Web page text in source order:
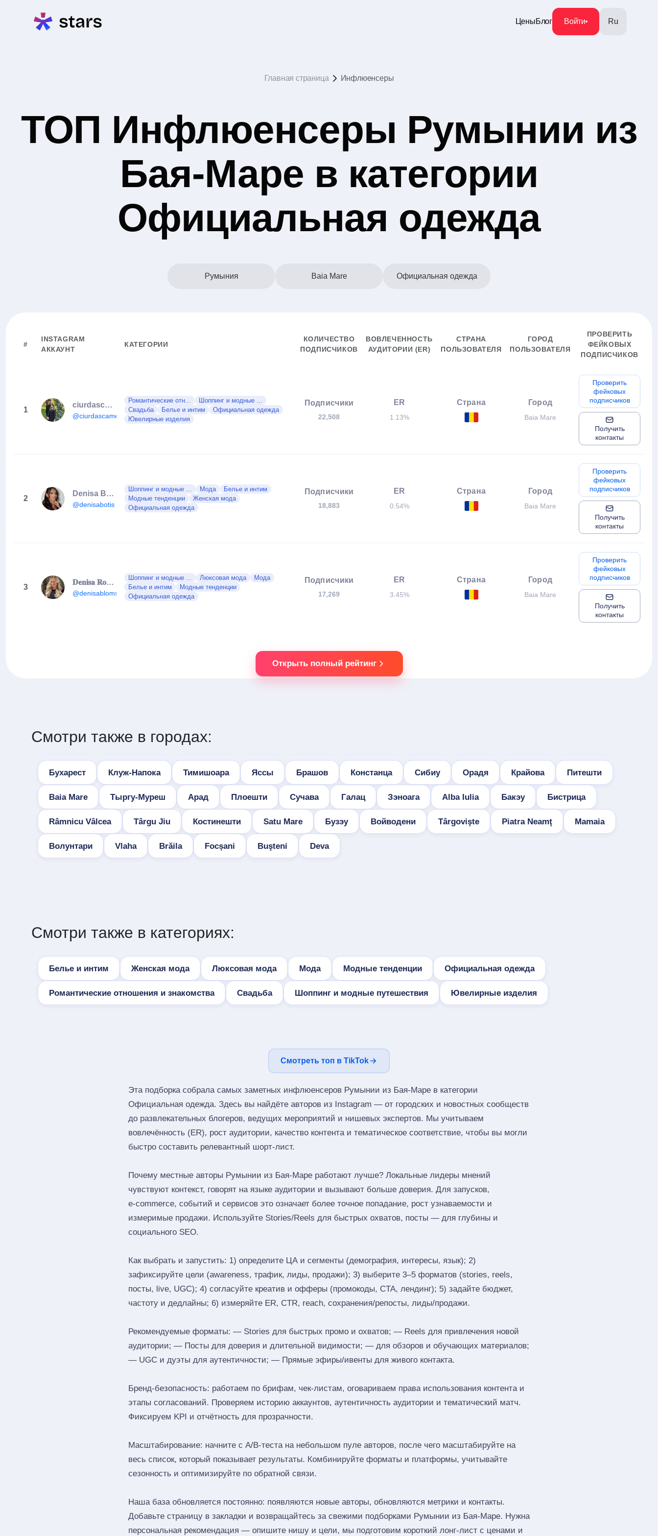
ЦеныБлог Войти Ru
Главная страница Инфлюенсеры
ТОП Инфлюенсеры Румынии из
Бая-Маре в категории
Официальная одежда
Румыния Baia Mare Официальная одежда
#
INSTAGRAM
АККАУНТ
КАТЕГОРИИ
КОЛИЧЕСТВО
ПОДПИСЧИКОВ
ВОВЛЕЧЕННОСТЬ
АУДИТОРИИ (ER)
СТРАНА
ПОЛЬЗОВАТЕЛЯ
ГОРОД
ПОЛЬЗОВАТЕЛЯ
ПРОВЕРИТЬ
ФЕЙКОВЫХ
ПОДПИСЧИКОВ
1
ciurdascamelia
@ciurdascamelia
Романтические отн...
Шоппинг и модные ...
Свадьба
Белье и интим
Официальная одежда
Ювелирные изделия
Подписчики
22,508
ER
1.13%
Страна Город
Baia Mare
Проверить
фейковых
подписчиков
Получить
контакты
2
Denisa Botiș
@denisabotis
Шоппинг и модные ... Мода
Белье и интим
Модные тенденции
Женская мода
Официальная одежда
Подписчики
18,883
ER
0.54%
Страна Город
Baia Mare
Проверить
фейковых
подписчиков
Получить
контакты
3
𝐃𝐞𝐧𝐢𝐬𝐚 𝐑𝐨𝐦𝐚𝐧
@denisablomstein
Шоппинг и модные ... Люксовая мода
Мода
Белье и интим
Модные тенденции
Официальная одежда
Подписчики
17,269
ER
3.45%
Страна Город
Baia Mare
Проверить
фейковых
подписчиков
Получить
контакты
Открыть полный рейтинг
Смотри также в городах:
Бухарест Клуж-Напока Тимишоара Яссы Брашов Констанца Сибиу Орадя Крайова Питешти
Baia Mare Тыргу-Муреш Арад Плоешти Сучава Галац Зэноага Alba Iulia Бакэу Бистрица
Râmnicu Vâlcea Târgu Jiu Костинешти Satu Mare Бузэу Войводени Târgovişte Piatra Neamţ Mamaia
Волунтари Vlaha Brăila Focșani Buşteni Deva
Смотри также в категориях:
Белье и интим Женская мода Люксовая мода Мода Модные тенденции Официальная одежда
Романтические отношения и знакомства Свадьба Шоппинг и модные путешествия Ювелирные изделия
Смотреть топ в TikTok
Эта подборка собрала самых заметных инфлюенсеров Румынии из Бая-Маре в категории
Официальная одежда. Здесь вы найдёте авторов из Instagram — от городских и новостных сообществ
до развлекательных блогеров, ведущих мероприятий и нишевых экспертов. Мы учитываем
вовлечённость (ER), рост аудитории, качество контента и тематическое соответствие, чтобы вы могли
быстро составить релевантный шорт‑лист.
Почему местные авторы Румынии из Бая-Маре работают лучше? Локальные лидеры мнений
чувствуют контекст, говорят на языке аудитории и вызывают больше доверия. Для запусков,
e‑commerce, событий и сервисов это означает более точное попадание, рост узнаваемости и
измеримые продажи. Используйте Stories/Reels для быстрых охватов, посты — для глубины и
социального SEO.
Как выбрать и запустить: 1) определите ЦА и сегменты (демография, интересы, язык); 2)
зафиксируйте цели (awareness, трафик, лиды, продажи); 3) выберите 3–5 форматов (stories, reels,
посты, live, UGC); 4) согласуйте креатив и офферы (промокоды, CTA, лендинг); 5) задайте бюджет,
частоту и дедлайны; 6) измеряйте ER, CTR, reach, сохранения/репосты, лиды/продажи.
Рекомендуемые форматы: — Stories для быстрых промо и охватов; — Reels для привлечения новой
аудитории; — Посты для доверия и длительной видимости; — для обзоров и обучающих материалов;
— UGC и дуэты для аутентичности; — Прямые эфиры/ивенты для живого контакта.
Бренд‑безопасность: работаем по брифам, чек‑листам, оговариваем права использования контента и
этапы согласований. Проверяем историю аккаунтов, аутентичность аудитории и тематический матч.
Фиксируем KPI и отчётность для прозрачности.
Масштабирование: начните с A/B‑теста на небольшом пуле авторов, после чего масштабируйте на
весь список, который показывает результаты. Комбинируйте форматы и платформы, учитывайте
сезонность и оптимизируйте по обратной связи.
Наша база обновляется постоянно: появляются новые авторы, обновляются метрики и контакты.
Добавьте страницу в закладки и возвращайтесь за свежими подборками Румынии из Бая-Маре. Нужна
персональная рекомендация — опишите нишу и цели, мы подготовим короткий лонг‑лист с ценами и